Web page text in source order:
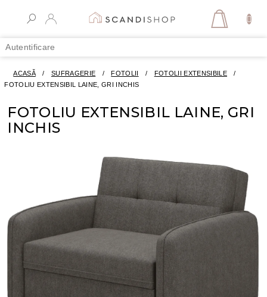
conținut
Autentificare
COŞ
ACASĂ / SUFRAGERIE / FOTOLII / FOTOLII EXTENSIBILE
/
FOTOLIU EXTENSIBIL LAINE, GRI INCHIS
FOTOLIU EXTENSIBIL LAINE, GRI
INCHIS